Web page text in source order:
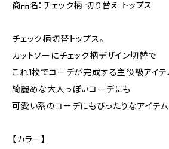
商品名：チェック柄 切り替え トップス
チェック柄切替トップス。
カットソーにチェック柄デザイン切替で
これ1枚でコーデが完成する主役級アイテ
綺麗めな大人っぽいコーデにも
可愛い系のコーデにもぴったりなアイテ
【カラー】